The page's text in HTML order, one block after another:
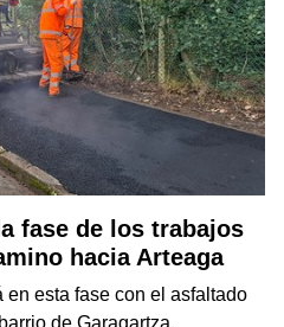
fase de los trabajos
hacia Arteaga
en esta fase con el asfaltado
de Garagartza.